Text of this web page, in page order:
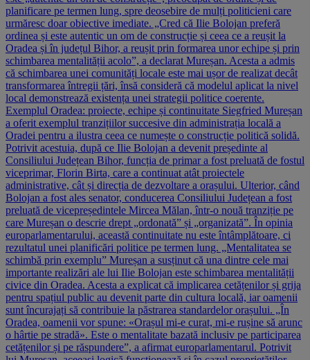
planificare pe termen lung, spre deosebire de mulți politicieni care
urmăresc doar obiective imediate. „Cred că Ilie Bolojan preferă
ordinea și este autentic un om de construcție și ceea ce a reușit la
Oradea și în județul Bihor, a reușit prin formarea unor echipe și prin
schimbarea mentalității acolo”, a declarat Mureșan. Acesta a admis
că schimbarea unei comunități locale este mai ușor de realizat decât
transformarea întregii țări, însă consideră că modelul aplicat la nivel
local demonstrează existența unei strategii politice coerente.
Exemplul Oradea: proiecte, echipe și continuitate Siegfried Mureșan
a oferit exemplul tranzițiilor succesive din administrația locală a
Oradei pentru a ilustra ceea ce numește o construcție politică solidă.
Potrivit acestuia, după ce Ilie Bolojan a devenit președinte al
Consiliului Județean Bihor, funcția de primar a fost preluată de fostul
viceprimar, Florin Birta, care a continuat atât proiectele
administrative, cât și direcția de dezvoltare a orașului. Ulterior, când
Bolojan a fost ales senator, conducerea Consiliului Județean a fost
preluată de vicepreședintele Mircea Mălan, într-o nouă tranziție pe
care Mureșan o descrie drept „ordonată” și „organizată”. În opinia
europarlamentarului, această continuitate nu este întâmplătoare, ci
rezultatul unei planificări politice pe termen lung. „Mentalitatea se
schimbă prin exemplu” Mureșan a susținut că una dintre cele mai
importante realizări ale lui Ilie Bolojan este schimbarea mentalității
civice din Oradea. Acesta a explicat că implicarea cetățenilor și grija
pentru spațiul public au devenit parte din cultura locală, iar oamenii
sunt încurajați să contribuie la păstrarea standardelor orașului. „În
Oradea, oamenii vor spune: «Orașul mi-e curat, mi-e rușine să arunc
o hârtie pe stradă». Este o mentalitate bazată inclusiv pe participarea
cetățenilor și pe răspundere”, a afirmat europarlamentarul. Potrivit